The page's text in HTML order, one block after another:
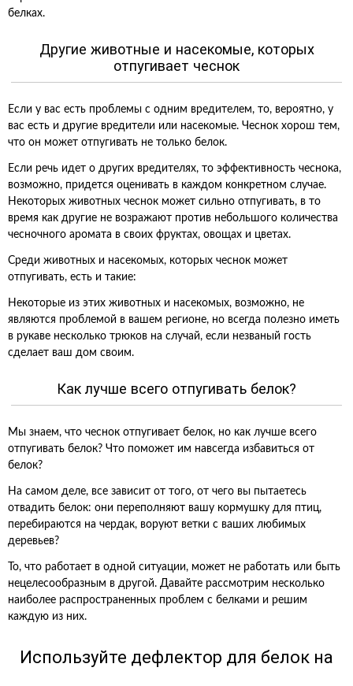
белках.
Другие животные и насекомые, которых
отпугивает чеснок
Если у вас есть проблемы с одним вредителем, то, вероятно, у
вас есть и другие вредители или насекомые. Чеснок хорош тем,
что он может отпугивать не только белок.
Если речь идет о других вредителях, то эффективность чеснока,
возможно, придется оценивать в каждом конкретном случае.
Некоторых животных чеснок может сильно отпугивать, в то
время как другие не возражают против небольшого количества
чесночного аромата в своих фруктах, овощах и цветах.
Среди животных и насекомых, которых чеснок может
отпугивать, есть и такие:
Некоторые из этих животных и насекомых, возможно, не
являются проблемой в вашем регионе, но всегда полезно иметь
в рукаве несколько трюков на случай, если незваный гость
сделает ваш дом своим.
Как лучше всего отпугивать белок?
Мы знаем, что чеснок отпугивает белок, но как лучше всего
отпугивать белок? Что поможет им навсегда избавиться от
белок?
На самом деле, все зависит от того, от чего вы пытаетесь
отвадить белок: они переполняют вашу кормушку для птиц,
перебираются на чердак, воруют ветки с ваших любимых
деревьев?
То, что работает в одной ситуации, может не работать или быть
нецелесообразным в другой. Давайте рассмотрим несколько
наиболее распространенных проблем с белками и решим
каждую из них.
Используйте дефлектор для белок на